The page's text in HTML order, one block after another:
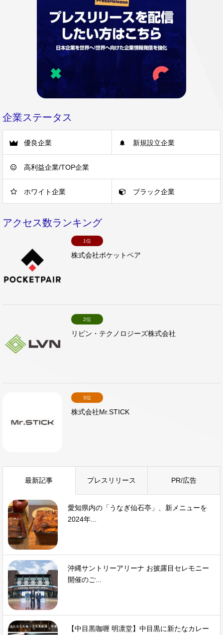
企業ステータス
優良企業 新規設立企業
高利益企業/TOP企業
ホワイト企業 ブラック企業
アクセス数ランキング
1位
株式会社ポケットペア
2位
リビン・テクノロジーズ株式会社
3位
株式会社Mr.STICK
最新記事 プレスリリース PR/広告
愛知県内の「うなぎ仙石亭」、新メニューを
2024年...
沖縄サントリーアリーナ お披露目セレモニー
開催のご...
【中目黒咖喱 明凛堂】中目黒に新たなカレー